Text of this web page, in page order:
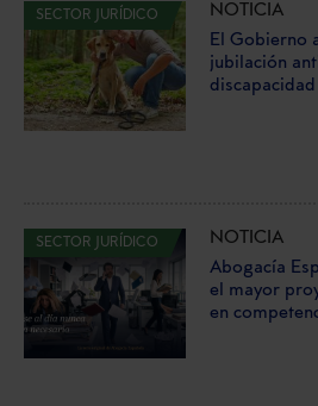
SECTOR JURÍDICO
NOTICIA
El Gobierno
jubilación
SECTOR JURÍDICO
NOTICIA
Abogacía
el mayor
en